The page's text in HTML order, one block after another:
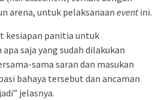
arena, untuk pelaksanaan eventini.
kesiapan panitia untuk
saja yang sudah dilakukan
sama saran dan masukan
bahaya tersebut dan ancaman
jelasnya.